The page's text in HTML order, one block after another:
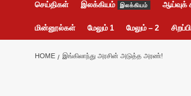
செய்திகள் இலக்கியம் இலக்கியம் ஆய்வுக்
மின்னூல்கள் மேலும் 1 மேலும் – 2
HOME இங்கிலாந்து அரசின் அடுத்த அரண்!